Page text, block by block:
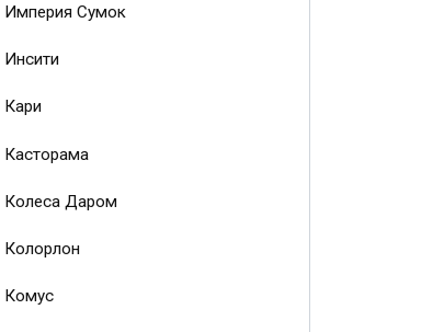
Империя Сумок
Инсити
Кари
Касторама
Колеса Даром
Колорлон
Комус